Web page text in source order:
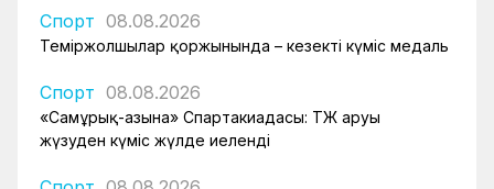
Спорт 08.08.2026
Теміржолшылар қоржынында – кезекті күміс медаль
Спорт 08.08.2026
«Самұрық-Қазына» Спартакиадасы: ҚТЖ аруы
жүзуден күміс жүлде иеленді